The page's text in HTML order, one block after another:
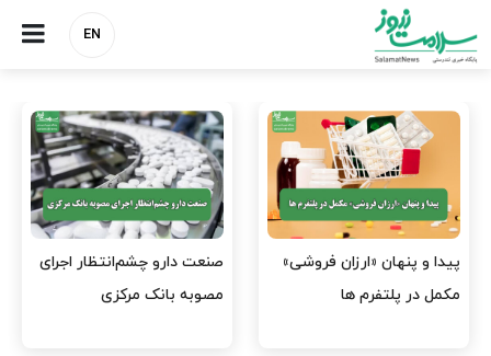
EN
هشدار کانون هموفیلی ایران:
۴ هزار بیمار ۸ ماه است
نسخه وزارت بهداشت برای
مهار پزشک‌نماهای